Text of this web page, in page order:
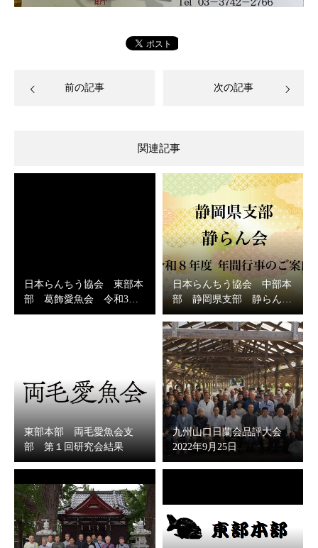
前の記事 次の記事
関連記事
日本らんちう協会 東部本
部 葛飾愛魚会 令和3…
日本らんちう協会 中部本
部 静岡県支部 静らん…
東部本部 両毛愛魚会支
部 第１回研究会結果
九州山口日蘭会品評大会
2022年9月25日